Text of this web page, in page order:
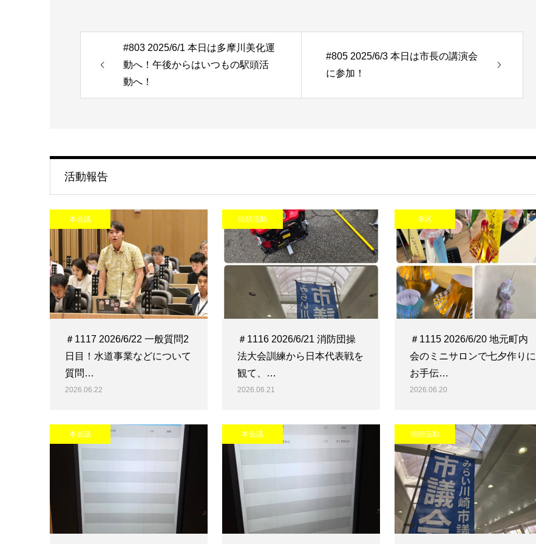
#803 2025/6/1 本日は多摩川美化運
動へ！午後からはいつもの駅頭活
動へ！
#805 2025/6/3 本日は市長の講演会
に参加！
活動報告
本会議
＃1117 2026/6/22 一般質問2
日目！水道事業などについて
質問…
2026.06.22
街頭活動
＃1116 2026/6/21 消防団操
法大会訓練から日本代表戦を
観て、…
2026.06.21
幸区
＃1115 2026/6/20 地元町内
会のミニサロンで七夕作りに
お手伝…
2026.06.20
本会議 本会議 街頭活動